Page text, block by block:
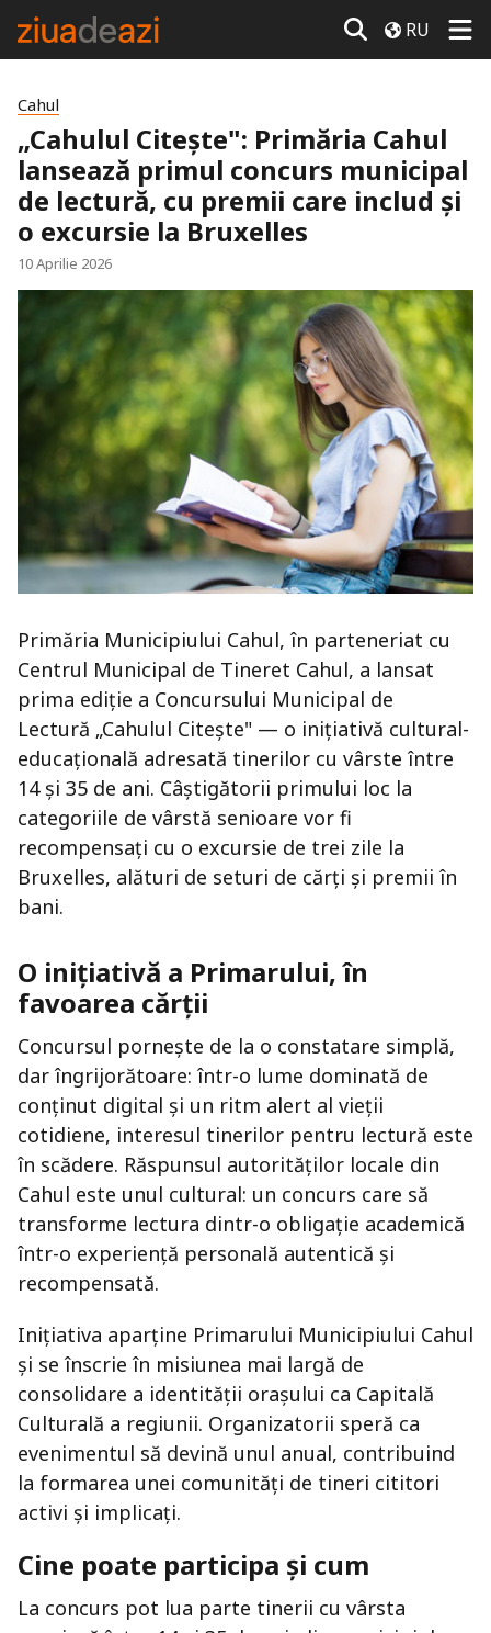
RU
Cahul
„Cahulul Citește": Primăria Cahul
lansează primul concurs municipal
de lectură, cu premii care includ și
o excursie la Bruxelles
10 Aprilie 2026
Primăria Municipiului Cahul, în parteneriat cu
Centrul Municipal de Tineret Cahul, a lansat
prima ediție a Concursului Municipal de
Lectură „Cahulul Citește" — o inițiativă cultural-
educațională adresată tinerilor cu vârste între
14 și 35 de ani. Câștigătorii primului loc la
categoriile de vârstă senioare vor fi
recompensați cu o excursie de trei zile la
Bruxelles, alături de seturi de cărți și premii în
bani.
O inițiativă a Primarului, în
favoarea cărții
Concursul pornește de la o constatare simplă,
dar îngrijorătoare: într-o lume dominată de
conținut digital și un ritm alert al vieții
cotidiene, interesul tinerilor pentru lectură este
în scădere. Răspunsul autorităților locale din
Cahul este unul cultural: un concurs care să
transforme lectura dintr-o obligație academică
într-o experiență personală autentică și
recompensată.
Inițiativa aparține Primarului Municipiului Cahul
și se înscrie în misiunea mai largă de
consolidare a identității orașului ca Capitală
Culturală a regiunii. Organizatorii speră ca
evenimentul să devină unul anual, contribuind
la formarea unei comunități de tineri cititori
activi și implicați.
Cine poate participa și cum
La concurs pot lua parte tinerii cu vârsta